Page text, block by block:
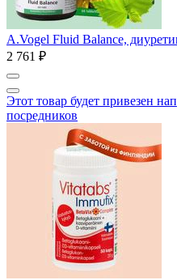
A.Vogel Fluid Balance,
2 761 ₽
Этот товар будет привезен
посредников